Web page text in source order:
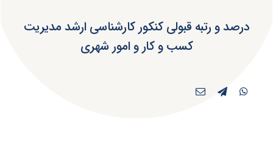
درصد و رتبه قبولی کنکور کارشناسی ارشد مدیریت
کسب و کار و امور شهری